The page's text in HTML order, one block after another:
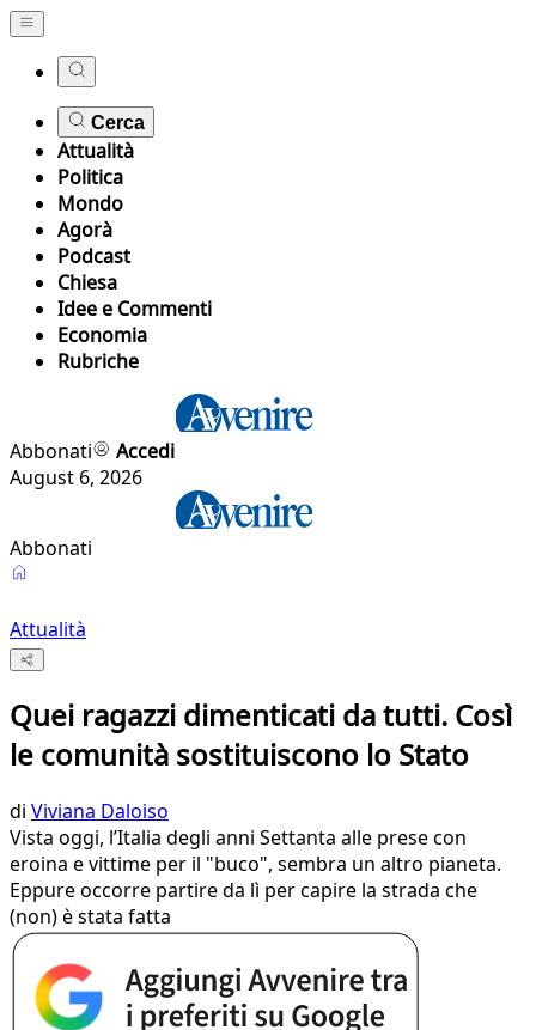
Cerca
Attualità
Politica
Mondo
Agorà
Podcast
Chiesa
Idee e Commenti
Economia
Rubriche
Abbonati
Accedi
August 6, 2026
Abbonati
Attualità
Quei ragazzi dimenticati da tutti. Così
le comunità sostituiscono lo Stato
di Viviana Daloiso
Vista oggi, l’Italia degli anni Settanta alle prese con
eroina e vittime per il "buco", sembra un altro pianeta.
Eppure occorre partire da lì per capire la strada che
(non) è stata fatta